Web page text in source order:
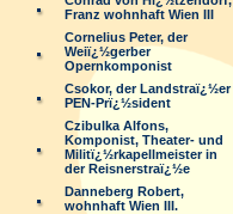
Franz wohnhaft Wien III
Cornelius Peter, der
Weiï¿½gerber
Opernkomponist
Csokor, der Landstraï¿½er
PEN-Prï¿½sident
Czibulka Alfons,
Komponist, Theater- und
Militï¿½rkapellmeister in
der Reisnerstraï¿½e
Danneberg Robert,
wohnhaft Wien III.